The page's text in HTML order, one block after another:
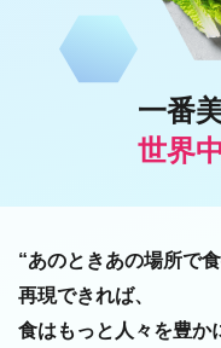
一番
世界中
“あのときあの場所で
再現できれば、
食はもっと人々を豊か